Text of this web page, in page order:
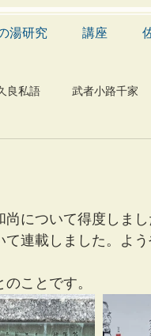
湯研究 講座
良私語 武者小路千家
音楽 メディア
について得度しま
連載しました。よ
ことです。